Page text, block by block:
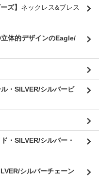
ズ】 ネックレス&ブレス
体的デザインのEagle/
・SILVER/シルバービ
・SILVER/シルバー・
シルバーチェーン